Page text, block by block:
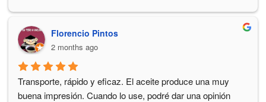
con ellos en el futuro tanto a nivel empresa como personal.
Gracias!!Florencio Pintos
2 months ago
Transporte, rápido y eficaz. El aceite produce una muy
buena impresión. Cuando lo use, podré dar una opinión